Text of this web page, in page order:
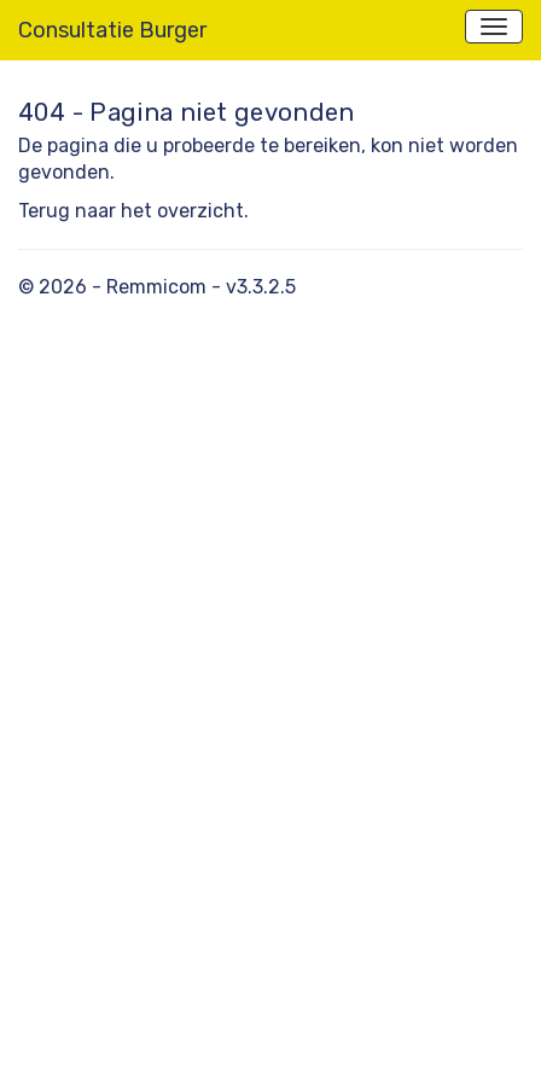
Consultatie Burger
404 - Pagina niet gevonden
De pagina die u probeerde te bereiken, kon niet worden
gevonden.
Terug naar het overzicht.
© 2026 - Remmicom - v3.3.2.5